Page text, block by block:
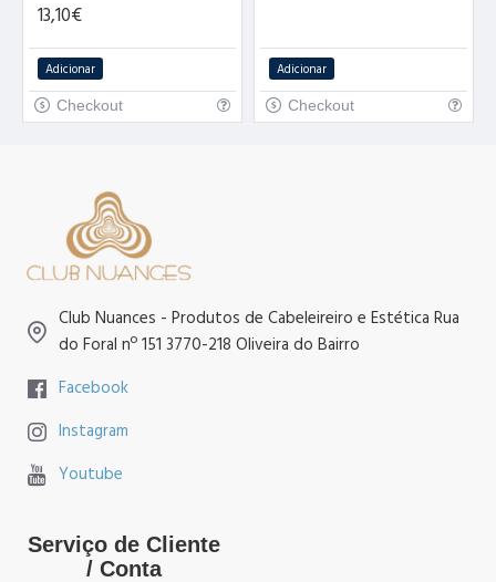
13,10€
Adicionar
Checkout
Adicionar
Checkout
Club Nuances - Produtos de Cabeleireiro e Estética Rua
do Foral nº 151 3770-218 Oliveira do Bairro
Facebook
Instagram
Youtube
Serviço de Cliente
/ Conta